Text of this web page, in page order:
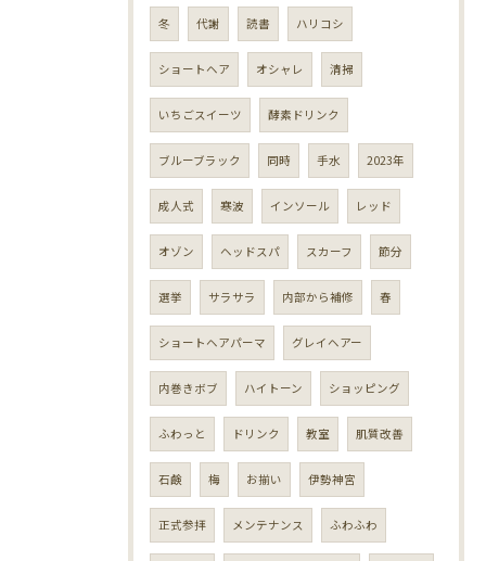
冬 代謝 読書 ハリコシ
ショートヘア オシャレ 清掃
いちごスイーツ 酵素ドリンク
ブルーブラック 同時 手水 2023年
成人式 寒波 インソール レッド
オゾン ヘッドスパ スカーフ 節分
選挙 サラサラ 内部から補修 春
ショートヘアパーマ グレイヘアー
内巻きボブ ハイトーン ショッピング
ふわっと ドリンク 教室 肌質改善
石鹸 梅 お揃い 伊勢神宮
正式参拝 メンテナンス ふわふわ